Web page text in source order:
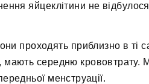
яйцеклітини не
проходять приблизно в ті
мають середню крововтрату.
менструації.